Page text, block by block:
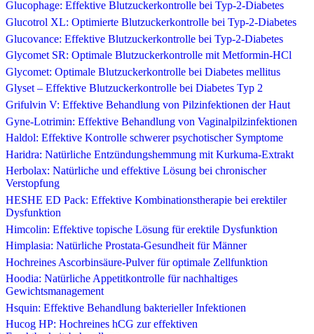
Glucophage: Effektive Blutzuckerkontrolle bei Typ-2-Diabetes
Glucotrol XL: Optimierte Blutzuckerkontrolle bei Typ-2-Diabetes
Glucovance: Effektive Blutzuckerkontrolle bei Typ-2-Diabetes
Glycomet SR: Optimale Blutzuckerkontrolle mit Metformin-HCl
Glycomet: Optimale Blutzuckerkontrolle bei Diabetes mellitus
Glyset – Effektive Blutzuckerkontrolle bei Diabetes Typ 2
Grifulvin V: Effektive Behandlung von Pilzinfektionen der Haut
Gyne-Lotrimin: Effektive Behandlung von Vaginalpilzinfektionen
Haldol: Effektive Kontrolle schwerer psychotischer Symptome
Haridra: Natürliche Entzündungshemmung mit Kurkuma-Extrakt
Herbolax: Natürliche und effektive Lösung bei chronischer
Verstopfung
HESHE ED Pack: Effektive Kombinationstherapie bei erektiler
Dysfunktion
Himcolin: Effektive topische Lösung für erektile Dysfunktion
Himplasia: Natürliche Prostata-Gesundheit für Männer
Hochreines Ascorbinsäure-Pulver für optimale Zellfunktion
Hoodia: Natürliche Appetitkontrolle für nachhaltiges
Gewichtsmanagement
Hsquin: Effektive Behandlung bakterieller Infektionen
Hucog HP: Hochreines hCG zur effektiven